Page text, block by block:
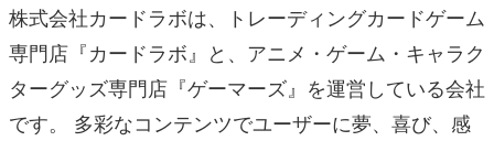
株式会社カードラボは、トレーディングカードゲーム
専門店『カードラボ』と、アニメ・ゲーム・キャラク
ターグッズ専門店『ゲーマーズ』を運営している会社
です。 多彩なコンテンツでユーザーに夢、喜び、感